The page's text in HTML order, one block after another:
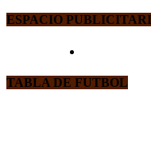
ESPACIO
TABLA DE FUTBOL